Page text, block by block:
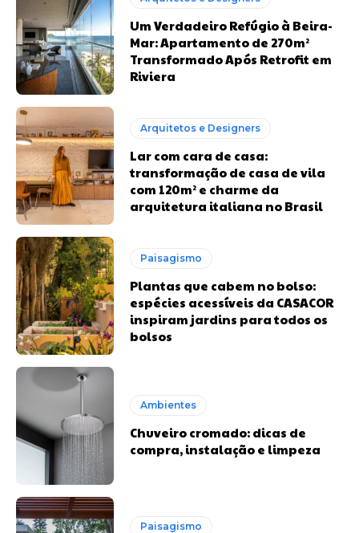
Um Verdadeiro Refúgio à Beira-
Mar: Apartamento de 270m²
Transformado Após Retrofit em
Riviera
Arquitetos e Designers
Lar com cara de casa:
transformação de casa de vila
com 120m² e charme da
arquitetura italiana no Brasil
Paisagismo
Plantas que cabem no bolso:
espécies acessíveis da CASACOR
inspiram jardins para todos os
bolsos
Ambientes
Chuveiro cromado: dicas de
compra, instalação e limpeza
Paisagismo